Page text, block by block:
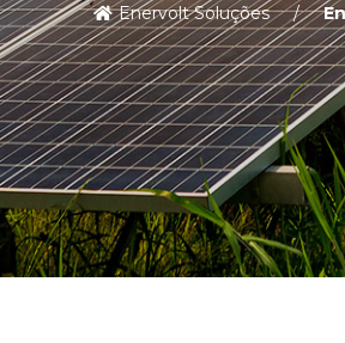
Enervolt Soluções